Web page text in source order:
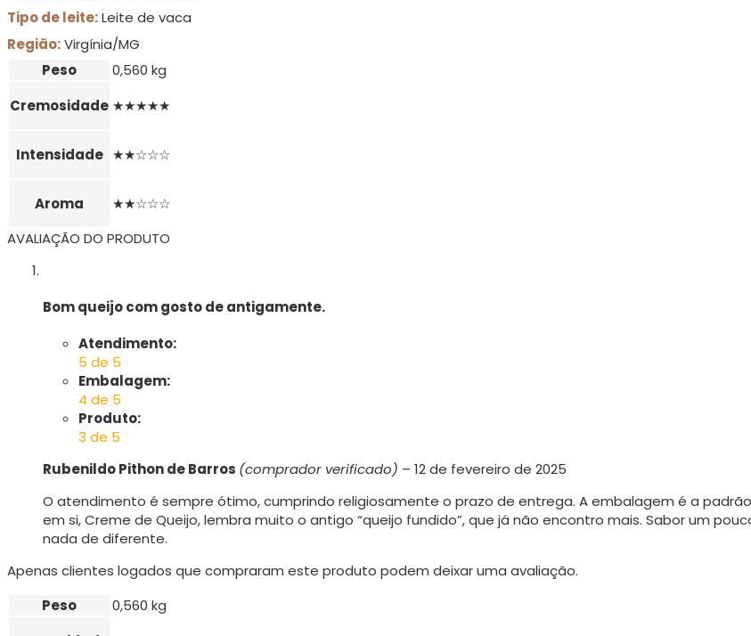
Tipo de leite:Leite de vaca
Região:Virgínia/MG
Peso
0,560 kg
Cremosidade ★★★★★
Intensidade ★★☆☆☆
Aroma
★★☆☆☆
AVALIAÇÃO DO PRODUTO
Bom queijo com gosto de antigamente.
Atendimento:
5 de 5
Embalagem:
4 de 5
Produto:
3 de 5
Rubenildo Pithon de Barros (comprador verificado) – 12 de fevereiro de 2025
O atendimento é sempre ótimo, cumprindo religiosamente o prazo de entrega. A embalagem é a
em si, Creme de Queijo, lembra muito o antigo “queijo fundido”, que já não encontro mais. Sabor um
nada de diferente.
Apenas clientes logados que compraram este produto podem deixar uma avaliação.
Peso
0,560 kg